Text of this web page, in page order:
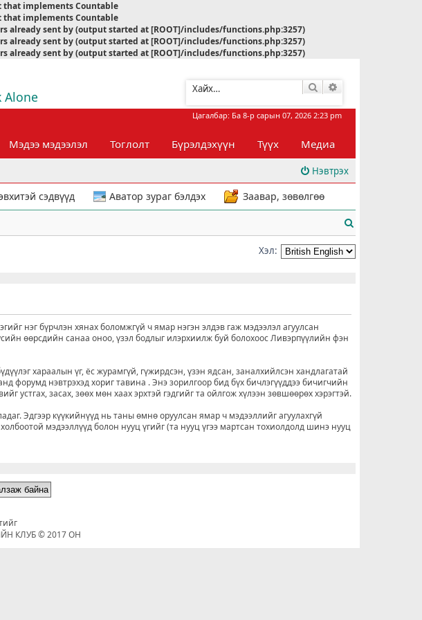
that implements Countable
that implements Countable
already sent by (output started at [ROOT]/includes/functions.php:3257)
already sent by (output started at [ROOT]/includes/functions.php:3257)
already sent by (output started at [ROOT]/includes/functions.php:3257)
Alone
Хайлт
Цагалбар: Ба 8-р сарын 07, 2026 2:23 pm
Мэдээ мэдээлэл Тоглолт Бүрэлдэхүүн Түүх Медиа
Нэвтрэх
сэдвүүд Аватор зураг бэлдэх Заавар, зөвөлгөө
а
Хэл:
нэг бүрчлэн хянах боломжгүй ч ямар нэгэн элдэв гаж мэдээлэл агуулсан
өөрсдийн санаа оноо, үзэл бодлыг илэрхиилж буй болохоос Ливэрпүүлийн фэн
хараалын үг, ёс журамгүй, гүжирдсэн, үзэн ядсан, заналхийлсэн хандлагатай
форумд нэвтрэхэд хориг тавина . Энэ зорилгоор бид бүх бичлэгүүддээ бичигчийн
устгах, засах, зөөх мөн хаах эрхтэй гэдгийг та ойлгож хүлээн зөвшөөрөх хэрэгтэй.
Эдгээр күүкийнүүд нь таны өмнө оруулсан ямар ч мэдээллийг агуулахгүй
мэдээллүүд болон нууц үгийг (та нууц үгээ мартсан тохиолдолд шинэ нууц
КЛУБ © 2017 ОН